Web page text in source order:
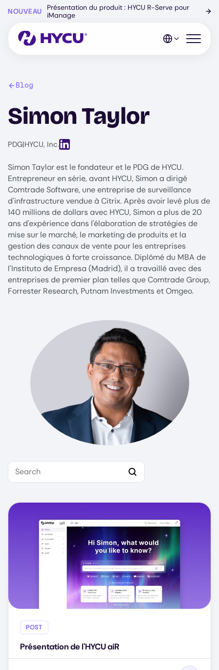
content
NOUVEAU
Présentation du produit : HYCU R-Serve pour
iManage
→
Open
Blog
Simon Taylor
PDG|HYCU, Inc.View LinkedIn profile for Simon Taylor
Simon Taylor est le fondateur et le PDG de HYCU.
Entrepreneur en série, avant HYCU, Simon a dirigé
Comtrade Software, une entreprise de surveillance
d'infrastructure vendue à Citrix. Après avoir levé plus de
140 millions de dollars avec HYCU, Simon a plus de 20
ans d'expérience dans l'élaboration de stratégies de
mise sur le marché, le marketing de produits et la
gestion des canaux de vente pour les entreprises
technologiques à forte croissance. Diplômé du MBA de
l'Instituto de Empresa (Madrid), il a travaillé avec des
entreprises de premier plan telles que Comtrade Group,
Forrester Research, Putnam Investments et Omgeo.
Search
POST
Présentation de l'HYCU aiR